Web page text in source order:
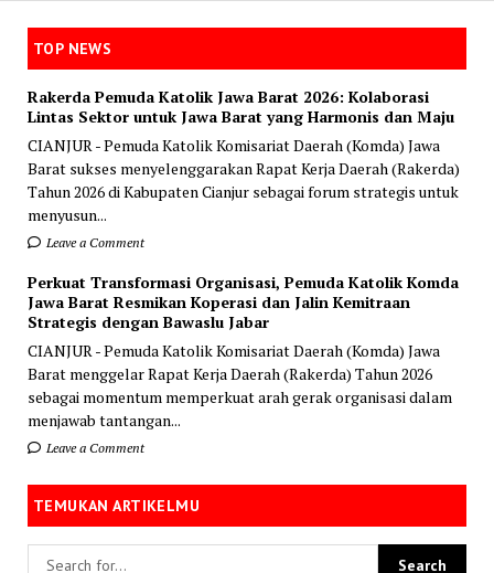
TOP NEWS
Rakerda Pemuda Katolik Jawa Barat 2026: Kolaborasi
Lintas Sektor untuk Jawa Barat yang Harmonis dan Maju
CIANJUR - Pemuda Katolik Komisariat Daerah (Komda) Jawa
Barat sukses menyelenggarakan Rapat Kerja Daerah (Rakerda)
Tahun 2026 di Kabupaten Cianjur sebagai forum strategis untuk
menyusun...
Leave a Comment
Perkuat Transformasi Organisasi, Pemuda Katolik Komda
Jawa Barat Resmikan Koperasi dan Jalin Kemitraan
Strategis dengan Bawaslu Jabar
CIANJUR - Pemuda Katolik Komisariat Daerah (Komda) Jawa
Barat menggelar Rapat Kerja Daerah (Rakerda) Tahun 2026
sebagai momentum memperkuat arah gerak organisasi dalam
menjawab tantangan...
Leave a Comment
TEMUKAN ARTIKELMU